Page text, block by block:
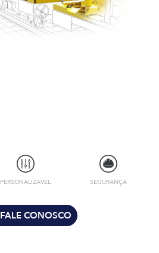
PERSONALIZÁVEL SEGURANÇA
FALE CONOSCO